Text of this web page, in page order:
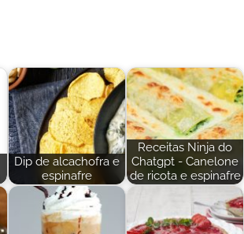
Dip de alcachofra e
espinafre
Receitas Ninja do
Chatgpt - Canelone
de ricota e espinafre